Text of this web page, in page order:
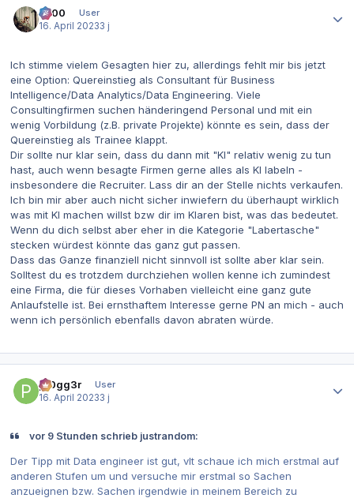
0x00
User
16. April 20233 j
Ich stimme vielem Gesagten hier zu, allerdings fehlt mir bis jetzt
eine Option: Quereinstieg als Consultant für Business
Intelligence/Data Analytics/Data Engineering. Viele
Consultingfirmen suchen händeringend Personal und mit ein
wenig Vorbildung (z.B. private Projekte) könnte es sein, dass der
Quereinstieg als Trainee klappt.
Dir sollte nur klar sein, dass du dann mit "KI" relativ wenig zu tun
hast, auch wenn besagte Firmen gerne alles als KI labeln -
insbesondere die Recruiter. Lass dir an der Stelle nichts verkaufen.
Ich bin mir aber auch nicht sicher inwiefern du überhaupt wirklich
was mit KI machen willst bzw dir im Klaren bist, was das bedeutet.
Wenn du dich selbst aber eher in die Kategorie "Labertasche"
stecken würdest könnte das ganz gut passen.
Dass das Ganze finanziell nicht sinnvoll ist sollte aber klar sein.
Solltest du es trotzdem durchziehen wollen kenne ich zumindest
eine Firma, die für dieses Vorhaben vielleicht eine ganz gute
Anlaufstelle ist. Bei ernsthaftem Interesse gerne PN an mich - auch
wenn ich persönlich ebenfalls davon abraten würde.
pr0gg3r
User
16. April 20233 j
vor 9 Stunden schrieb justrandom:
Der Tipp mit Data engineer ist gut, vlt schaue ich mich erstmal auf
anderen Stufen um und versuche mir erstmal so Sachen
anzueignen bzw. Sachen irgendwie in meinem Bereich zu